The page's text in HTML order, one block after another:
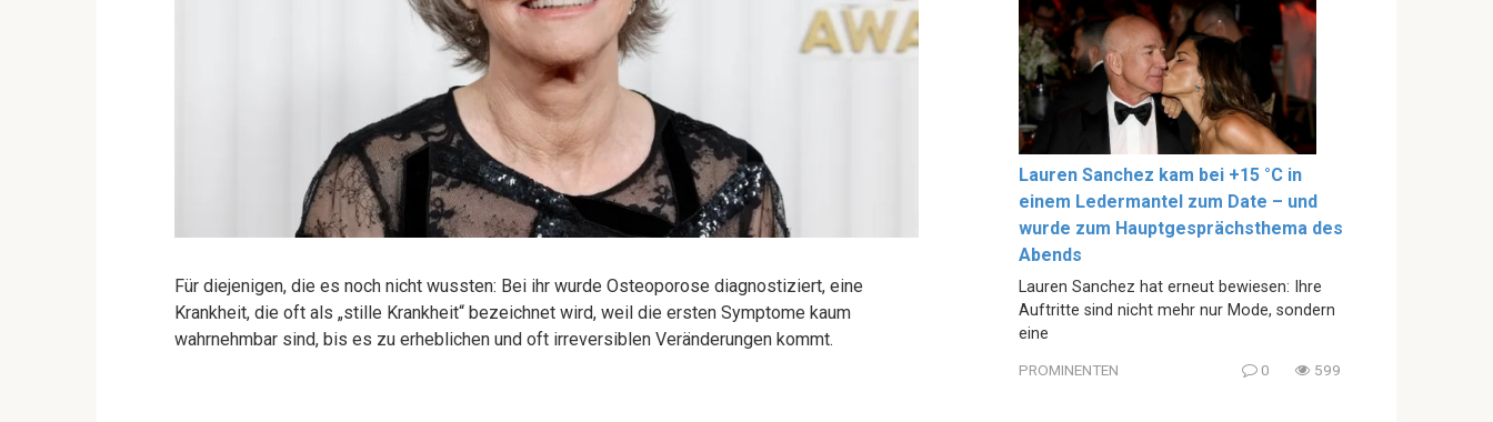
Für diejenigen, die es noch nicht wussten: Bei ihr wurde Osteoporose diagnostiziert, eine
Krankheit, die oft als „stille Krankheit“ bezeichnet wird, weil die ersten Symptome kaum
wahrnehmbar sind, bis es zu erheblichen und oft irreversiblen Veränderungen kommt.
Lauren Sanchez kam bei +15 °C in
einem Ledermantel zum Date – und
wurde zum Hauptgesprächsthema des
Abends
Lauren Sanchez hat erneut bewiesen: Ihre
Auftritte sind nicht mehr nur Mode, sondern
eine
PROMINENTEN 0 599